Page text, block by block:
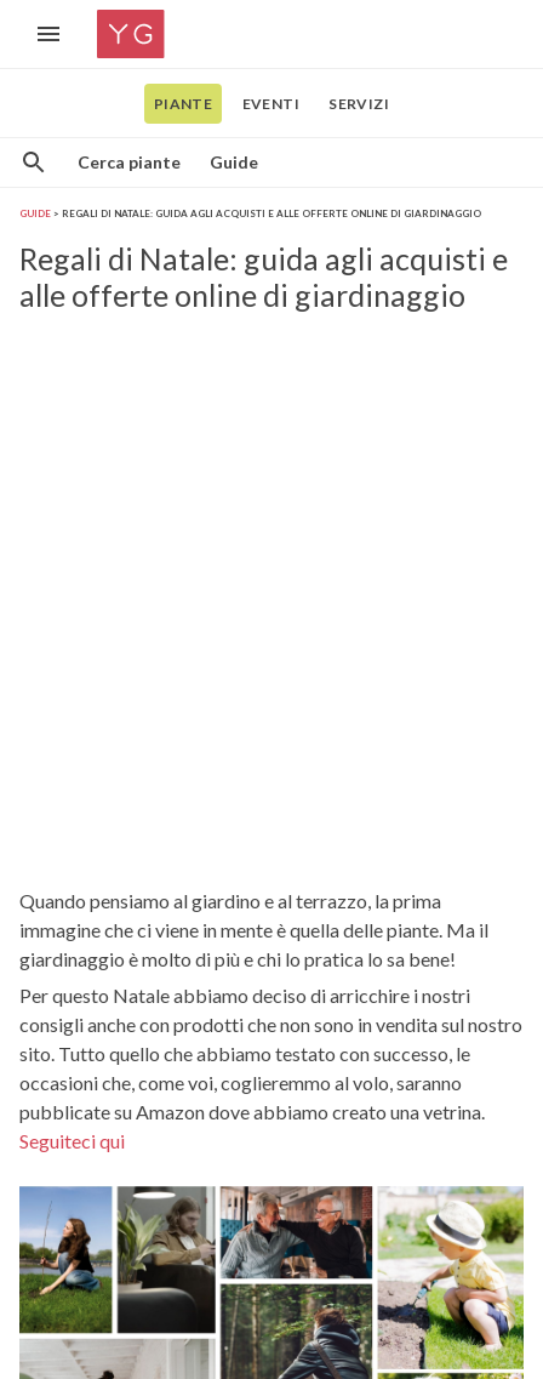
PIANTE EVENTI SERVIZI
Cerca piante Guide
GUIDE REGALI DI NATALE: GUIDA AGLI ACQUISTI E ALLE OFFERTE ONLINE DI GIARDINAGGIO
Regali di Natale: guida agli acquisti e
alle offerte online di giardinaggio
Quando pensiamo al giardino e al terrazzo, la prima
immagine che ci viene in mente è quella delle piante. Ma il
giardinaggio è molto di più e chi lo pratica lo sa bene!
Per questo Natale abbiamo deciso di arricchire i nostri
consigli anche con prodotti che non sono in vendita sul nostro
sito. Tutto quello che abbiamo testato con successo, le
occasioni che, come voi, coglieremmo al volo, saranno
pubblicate su Amazon dove abbiamo creato una vetrina.
Seguiteci qui